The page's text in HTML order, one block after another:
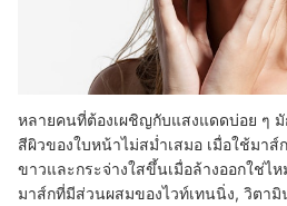
หลายคนที่ต้องเผชิญกับแสงแดดบ่อย ๆ
สีผิวของใบหน้าไม่สม่ำเสมอ เมื่อใช้มาส์
ขาวและกระจ่างใสขึ้นเมื่อล้างออกใช่ไ
มาส์กที่มีส่วนผสมของไวท์เทนนิ่ง, วิตา